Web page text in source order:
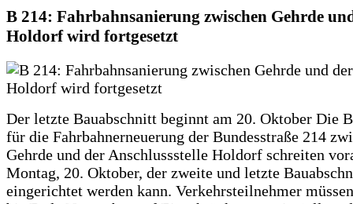
B 214: Fahrbahnsanierung zwischen Gehrde
Holdorf wird fortgesetzt
Der letzte Bauabschnitt beginnt am 20. Oktober Die
für die Fahrbahnerneuerung der Bundesstraße 214
Gehrde und der Anschlussstelle Holdorf schreiten
Montag, 20. Oktober, der zweite und letzte
eingerichtet werden kann. Verkehrsteilnehmer